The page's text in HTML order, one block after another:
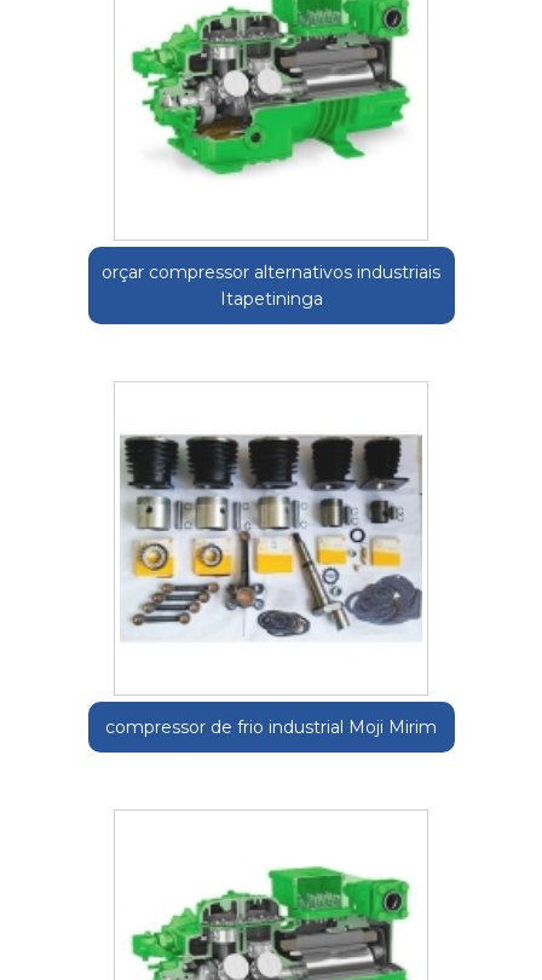
orçar compressor alternativos industriais
Itapetininga
compressor de frio industrial Moji Mirim